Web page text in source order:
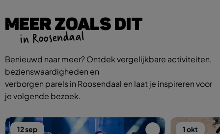
MEER ZOALS DIT
in Roosendaal
Benieuwd naar meer? Ontdek vergelijkbare activiteiten,
bezienswaardigheden en
verborgen parels in Roosendaal en laat je inspireren voor
je volgende bezoek.
12 sep 1 okt